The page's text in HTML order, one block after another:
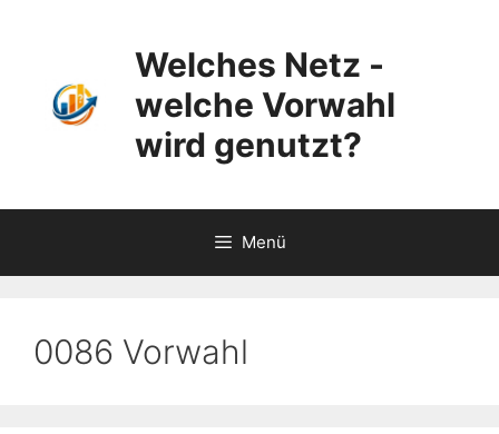
Welches Netz -
welche Vorwahl
wird genutzt?
Menü
0086 Vorwahl